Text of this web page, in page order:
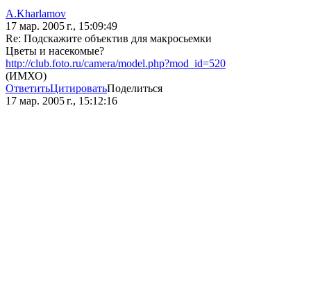
A.Kharlamov
17 мар. 2005 г., 15:09:49
Re: Подскажите объектив для макросьемки
Цветы и насекомые?
http://club.foto.ru/camera/model.php?mod_id=520
(ИМХО)
ОтветитьЦитироватьПоделиться
17 мар. 2005 г., 15:12:16